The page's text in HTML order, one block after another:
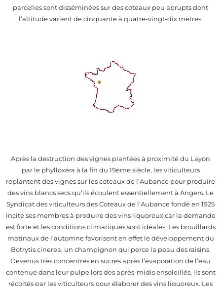
parcelles sont disséminées sur des coteaux peu abrupts dont
l’altitude varient de cinquante à quatre-vingt-dix mètres.
Après la destruction des vignes plantées à proximité du Layon
par le phylloxéra à la fin du 19ème siècle, les viticulteurs
replantent des vignes sur les coteaux de l’Aubance pour produire
des vins blancs secs qu’ils écoulent essentiellement à Angers. Le
Syndicat des viticulteurs des Coteaux de l’Aubance fondé en 1925
incite ses membres à produire des vins liquoreux car la demande
est forte et les conditions climatiques sont idéales. Les brouillards
matinaux de l’automne favorisent en effet le développement du
Botrytis cinerea, un champignon qui perce la peau des raisins.
Devenus très concentrés en sucres après l’évaporation de l’eau
contenue dans leur pulpe lors des après-midis ensoleillés, ils sont
récoltés par les viticulteurs pour élaborer des vins liquoreux. Les